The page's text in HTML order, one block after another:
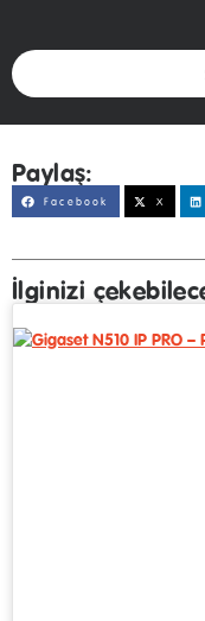
Paylaş:
Facebook X
İlginizi